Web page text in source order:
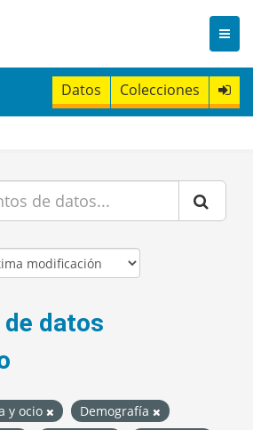
Datos Colecciones
datos
y ocio
Demografía